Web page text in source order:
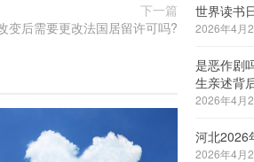
下一篇
变后需要更改法国居留许可吗?
世界读书
2026年4月
是恶作剧
生亲述背
2026年4月
河北2026
2026年4月